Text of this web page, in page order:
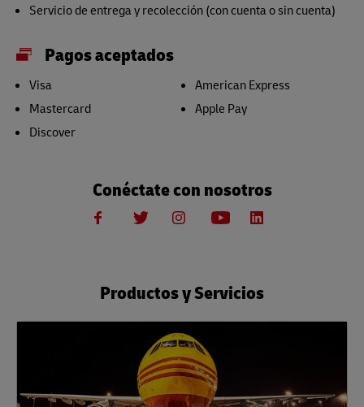
Servicio de entrega y recolección (con cuenta o sin cuenta)
Pagos aceptados
Visa
Mastercard
Discover
American Express
Apple Pay
Conéctate con nosotros
Productos y Servicios